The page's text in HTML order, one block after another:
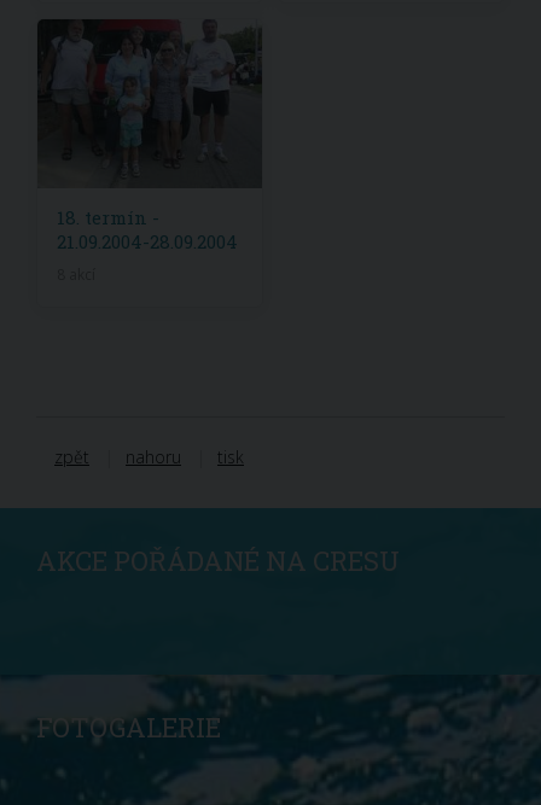
18. termín -
21.09.2004-28.09.2004
zpět nahoru tisk
AKCE POŘÁDANÉ NA CRESU
FOTOGALERIE